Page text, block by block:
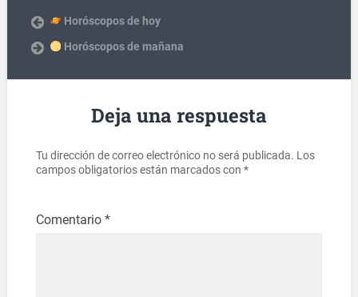
Horóscopos de hoy
Horóscopos de mañana
Deja una respuesta
Tu dirección de correo electrónico no será publicada. Los
campos obligatorios están marcados con *
Comentario *